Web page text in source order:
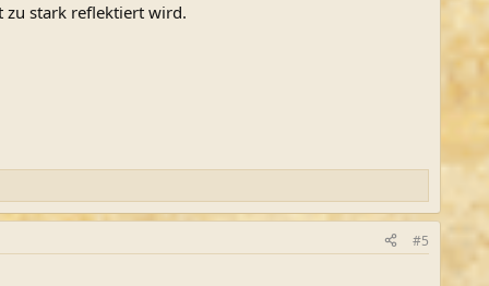
zu stark reflektiert wird.
#5